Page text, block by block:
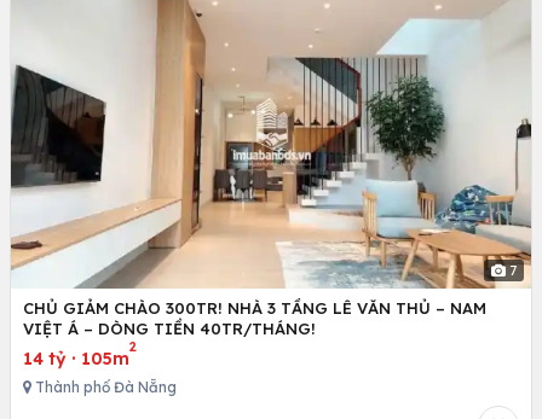
7
CHỦ GIẢM CHÀO 300TR! NHÀ 3 TẦNG LÊ VĂN THỦ – NAM
VIỆT Á – DÒNG TIỀN 40TR/THÁNG!
14 tỷ · 105m
2
Thành phố Đà Nẵng